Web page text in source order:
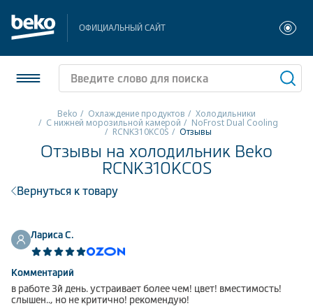
ОФИЦИАЛЬНЫЙ САЙТ
Стиральные и сушильные машины
Посудомоечные машины
Плиты
Малая бытовая техника
Beko Охлаждение продуктов Холодильники
С нижней морозильной камерой NoFrost Dual Cooling
RCNK310KC0S Отзывы
Отзывы на холодильник Beko
RCNK310KC0S
Вернуться к товару
Лариса С.
Комментарий
в работе 3й день. устраивает более чем! цвет! вместимость!
слышен.., но не критично! рекомендую!